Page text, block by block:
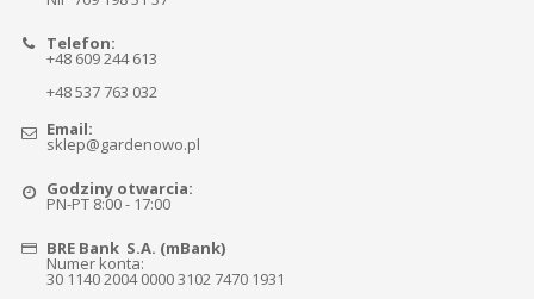
Telefon:
+48 609 244 613
+48 537 763 032
Email:
sklep@gardenowo.pl
Godziny otwarcia:
PN-PT 8:00 - 17:00
BRE Bank S.A. (mBank)
Numer konta:
30 1140 2004 0000 3102 7470 1931